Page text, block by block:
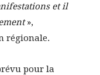
et il
»,
régionale.
pour la